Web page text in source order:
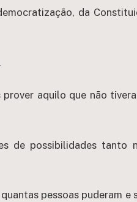
da
aquilo que não
de possibilidades tanto
pessoas puderam e